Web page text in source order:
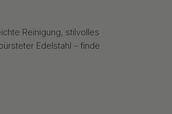
Reinigung, stilvolles
Edelstahl – finde